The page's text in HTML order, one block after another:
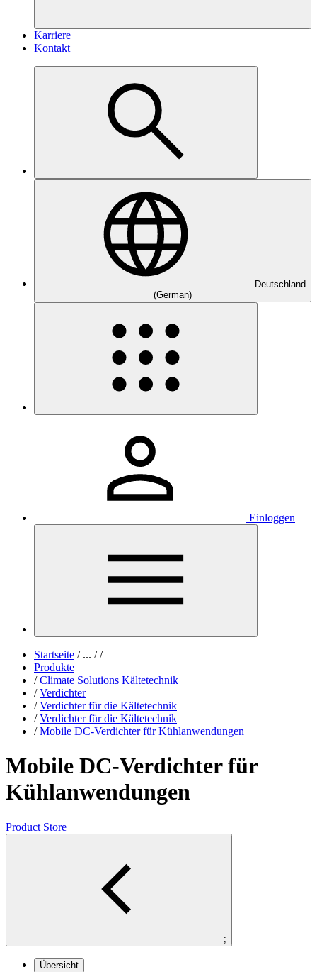
Karriere
Kontakt
Deutschland
(German)
Einloggen
Startseite /... / /
Produkte
/ Climate Solutions Kältetechnik
/ Verdichter
/ Verdichter für die Kältetechnik
/ Verdichter für die Kältetechnik
/ Mobile DC-Verdichter für Kühlanwendungen
Mobile DC-Verdichter für
Kühlanwendungen
Product Store
;
Übersicht